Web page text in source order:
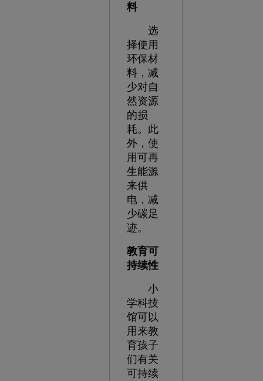
料
选
择使用
环保材
料，减
少对自
然资源
的损
耗。此
外，使
用可再
生能源
来供
电，减
少碳足
迹。
教育可
持续性
小
学科技
馆可以
用来教
育孩子
们有关
可持续